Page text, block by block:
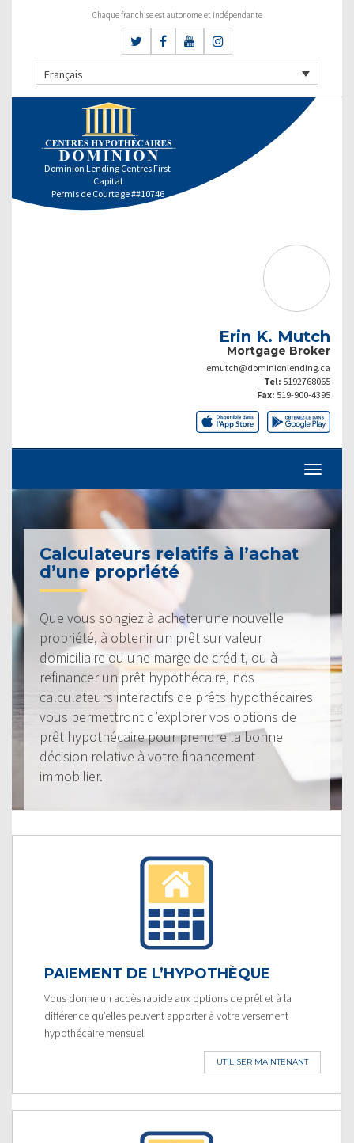
Chaque franchise est autonome et indépendante
Français
Dominion Lending Centres First
Capital
Permis de Courtage ##10746
Erin K. Mutch
Mortgage Broker
emutch@dominionlending.ca
Tel: 5192768065
Fax: 519-900-4395
Calculateurs relatifs à l’achat
d’une propriété
Que vous songiez à acheter une nouvelle
propriété, à obtenir un prêt sur valeur
domiciliaire ou une marge de crédit, ou à
refinancer un prêt hypothécaire, nos
calculateurs interactifs de prêts hypothécaires
vous permettront d’explorer vos options de
prêt hypothécaire pour prendre la bonne
décision relative à votre financement
immobilier.
PAIEMENT DE L’HYPOTHÈQUE
Vous donne un accès rapide aux options de prêt et à la
différence qu’elles peuvent apporter à votre versement
hypothécaire mensuel.
UTILISER MAINTENANT